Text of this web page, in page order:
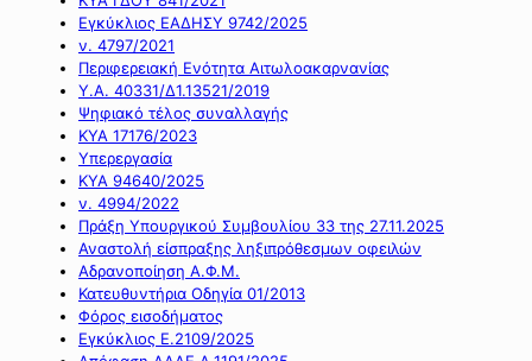
Εγκύκλιος ΕΑΔΗΣΥ 9742/2025
ν. 4797/2021
Περιφερειακή Ενότητα Αιτωλοακαρνανίας
Υ.Α. 40331/Δ1.13521/2019
Ψηφιακό τέλος συναλλαγής
ΚΥΑ 17176/2023
Υπερεργασία
ΚΥΑ 94640/2025
ν. 4994/2022
Πράξη Υπουργικού Συμβουλίου 33 της 27.11.2025
Αναστολή είσπραξης ληξιπρόθεσμων οφειλών
Αδρανοποίηση Α.Φ.Μ.
Κατευθυντήρια Οδηγία 01/2013
Φόρος εισοδήματος
Εγκύκλιος Ε.2109/2025